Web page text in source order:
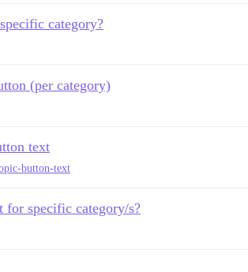
category?
(per category)
text
button-text
for specific category/s?